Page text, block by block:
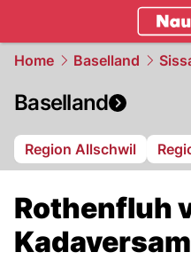
Home Baselland
Baselland
Region Allschwil
Rothenfluh